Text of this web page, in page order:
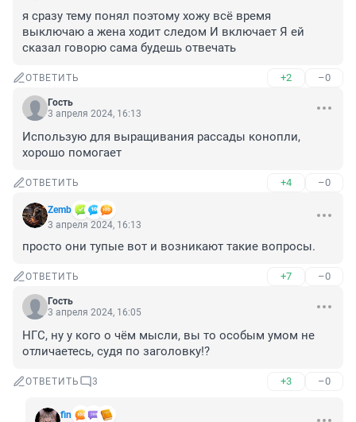
я сразу тему понял поэтому хожу всё время
выключаю а жена ходит следом И включает Я ей
сказал говорю сама будешь отвечать
ОТВЕТИТЬ +2 –0
Гость
3 апреля 2024, 16:13
Использую для выращивания рассады конопли,
хорошо помогает
ОТВЕТИТЬ +4 –0
Zemb
3 апреля 2024, 16:13
просто они тупые вот и возникают такие вопросы.
ОТВЕТИТЬ +7 –0
Гость
3 апреля 2024, 16:05
НГС, ну у кого о чём мысли, вы то особым умом не
отличаетесь, судя по заголовку!?
ОТВЕТИТЬ 3 +3 –0
fin